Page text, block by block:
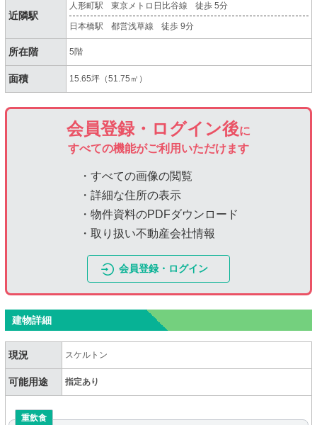
近隣駅
人形町駅 東京メトロ日比谷線 徒歩 5分
日本橋駅 都営浅草線 徒歩 9分
所在階 5階
面積 15.65坪（51.75㎡）
会員登録・ログイン後に
すべての機能がご利用いただけます
・すべての画像の閲覧
・詳細な住所の表示
・物件資料のPDFダウンロード
・取り扱い不動産会社情報
会員登録・ログイン
建物詳細
現況 スケルトン
可能用途 指定あり
重飲食